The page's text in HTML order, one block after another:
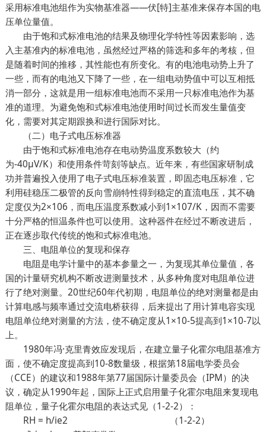
采用标准电池组作为实物基准器——伏[特]主基准来保存本国的电
压单位量值。
由于饱和式标准电池的结果及物理化学特性等因素影响，选
入主基准内的标准电池，虽然经过严格的筛选和多年的考核，但
是随着时间的推移，其性能也有所变化。有的电池电动势上升了
一些，而有的电池又下降了一些，在一组电动势值中可以互相抵
消一部分，这就是用一组标准电池而不采用一只标准电池作为基
准的道理。为避免饱和式标准电池使用时间过长而发生量值变
化，需要对其定期跟换和进行国际对比。
（二）电子式电压标准器
由于饱和式标准电池存在电动势温度系数较大（约
为-40μV/K）和使用条件苛刻等缺点。近年来，有些国家研制成
功并普遍投入使用了电子式电压标准装置，即固态电压标准，它
利用硅稳压二极管的反向雪崩特性得到稳定的直流电压，其不确
定度仅为2×106，而电压温度系数减小到1×107/K，因而不需要
十分严格的恒温条件也可以使用。这种器件在经过不断改进后，
正在逐步取代传统的饱和式标准电池。
三、电阻单位的复现和保存
电阻是电学计量中的基本参量之一，为复现其单位量值，各
国的计量研究机构不断改进测量技术，从多种角度对电阻单位进
行了绝对测量。20世纪60年代初期，电阻单位的绝对测量都是由
计算电感与频率通过交流电桥获得，后来提出了用计算电容实现
电阻单位绝对测量的方法，使不确定度从1×10-5提高到1×10-7以
上。
1980年冯·克里青效应发现后，在建立量子化霍尔电阻基准方
面，使不确定度提高到10-8数量级，根据第18届电学委员会
（CCE）的建议和1988年第77届国际计量委员会（IPM）的决
议，确定从1990年起，国际上正式启用量子化霍尔电阻来复现电
阻单位，量子化霍尔电阻的表达式见（1-2-2）：
RH = h/ie2 （1-2-2）